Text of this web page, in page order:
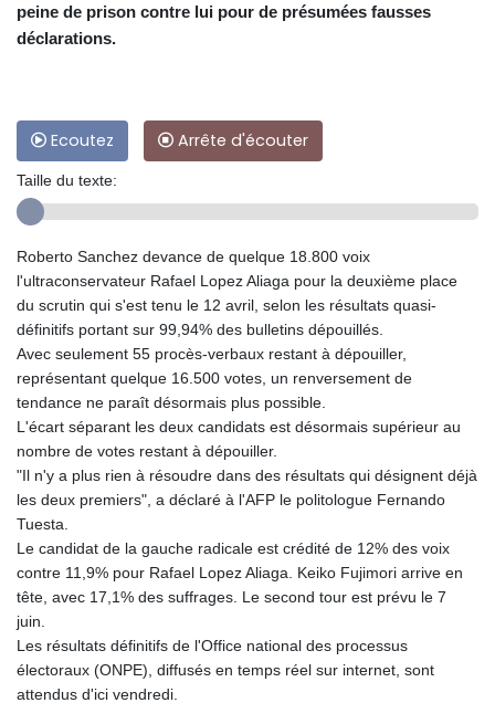
peine de prison contre lui pour de présumées fausses
déclarations.
Ecoutez Arrête d'écouter
Taille du texte:
Roberto Sanchez devance de quelque 18.800 voix
l'ultraconservateur Rafael Lopez Aliaga pour la deuxième place
du scrutin qui s'est tenu le 12 avril, selon les résultats quasi-
définitifs portant sur 99,94% des bulletins dépouillés.
Avec seulement 55 procès-verbaux restant à dépouiller,
représentant quelque 16.500 votes, un renversement de
tendance ne paraît désormais plus possible.
L'écart séparant les deux candidats est désormais supérieur au
nombre de votes restant à dépouiller.
"Il n'y a plus rien à résoudre dans des résultats qui désignent déjà
les deux premiers", a déclaré à l'AFP le politologue Fernando
Tuesta.
Le candidat de la gauche radicale est crédité de 12% des voix
contre 11,9% pour Rafael Lopez Aliaga. Keiko Fujimori arrive en
tête, avec 17,1% des suffrages. Le second tour est prévu le 7
juin.
Les résultats définitifs de l'Office national des processus
électoraux (ONPE), diffusés en temps réel sur internet, sont
attendus d'ici vendredi.